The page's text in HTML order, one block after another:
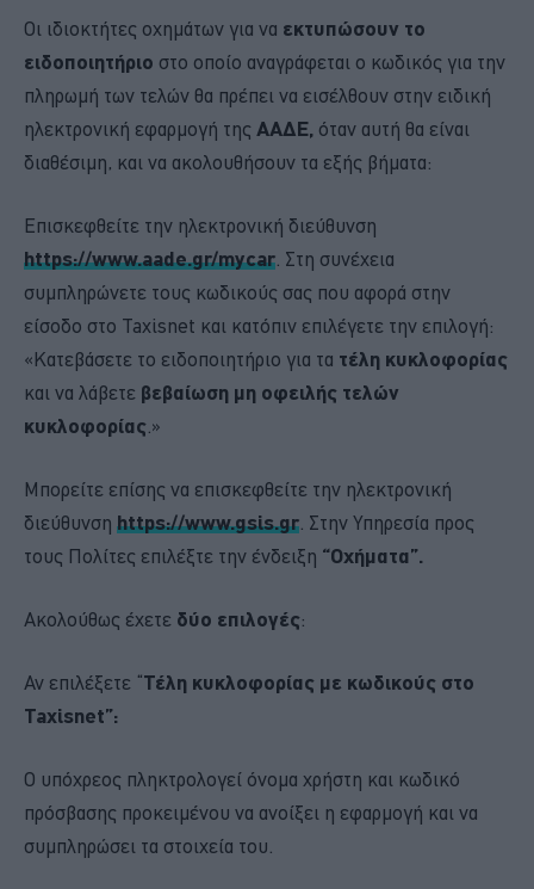
Οι ιδιοκτήτες οχημάτων για να εκτυπώσουν το
ειδοποιητήριο στο οποίο αναγράφεται ο κωδικός για την
πληρωμή των τελών θα πρέπει να εισέλθουν στην ειδική
ηλεκτρονική εφαρμογή της ΑΑΔΕ, όταν αυτή θα είναι
διαθέσιμη, και να ακολουθήσουν τα εξής βήματα:
Επισκεφθείτε την ηλεκτρονική διεύθυνση
https://www.aade.gr/mycar . Στη συνέχεια
συμπληρώνετε τους κωδικούς σας που αφορά στην
είσοδο στο Taxisnet και κατόπιν επιλέγετε την επιλογή:
«Κατεβάσετε το ειδοποιητήριο για τα τέλη κυκλοφορίας
και να λάβετε βεβαίωση μη οφειλής τελών
κυκλοφορίας .»
Μπορείτε επίσης να επισκεφθείτε την ηλεκτρονική
διεύθυνση https://www.gsis.gr . Στην Υπηρεσία προς
τους Πολίτες επιλέξτε την ένδειξη “Οχήματα”.
Ακολούθως έχετε δύο επιλογές:
Αν επιλέξετε “Τέλη κυκλοφορίας με κωδικούς στο
Taxisnet”:
Ο υπόχρεος πληκτρολογεί όνομα χρήστη και κωδικό
πρόσβασης προκειμένου να ανοίξει η εφαρμογή και να
συμπληρώσει τα στοιχεία του.